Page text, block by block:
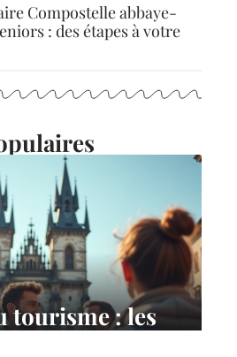
Compostelle abbaye-
: des étapes à votre
tourisme : les
pour une